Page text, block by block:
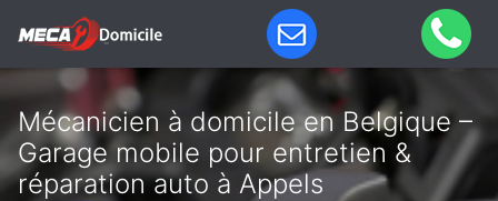
Mécanicien à domicile en Belgique –
Garage mobile pour entretien &
réparation auto à Appels